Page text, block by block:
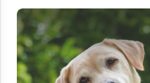
tempo para outra ativ...